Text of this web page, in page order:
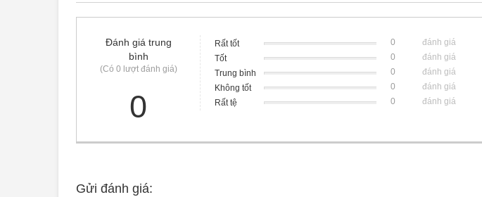
Đánh giá trung
bình
(Có 0 lượt đánh giá)
0
Rất tốt 0
đánh giá
Tốt
0
đánh giá
Trung bình
0
đánh giá
Không tốt
0
đánh giá
Rất tệ
0 đánh giá
Gửi đánh giá: